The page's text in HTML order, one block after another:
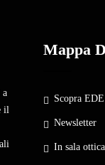
a
il
Mappa
Scopra EDE
Newsletter
In sala ottica